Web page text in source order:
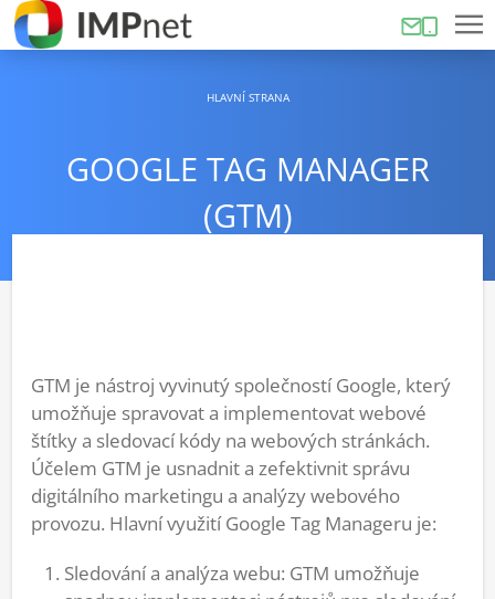
HLAVNÍ STRANA
GOOGLE TAG MANAGER
(GTM)
GTM je nástroj vyvinutý společností Google, který
umožňuje spravovat a implementovat webové
štítky a sledovací kódy na webových stránkách.
Účelem GTM je usnadnit a zefektivnit správu
digitálního marketingu a analýzy webového
provozu. Hlavní využití Google Tag Manageru je:
Sledování a analýza webu: GTM umožňuje